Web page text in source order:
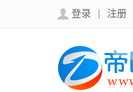
登录 注册